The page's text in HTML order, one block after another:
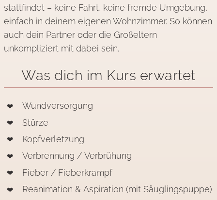
stattfindet – keine Fahrt, keine fremde Umgebung,
einfach in deinem eigenen Wohnzimmer. So können
auch dein Partner oder die Großeltern
unkompliziert mit dabei sein.
Was dich im Kurs erwartet
Wundversorgung
Stürze
Kopfverletzung
Verbrennung / Verbrühung
Fieber / Fieberkrampf
Reanimation & Aspiration (mit Säuglingspuppe)